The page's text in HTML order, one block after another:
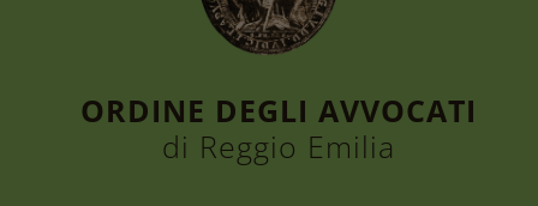
ORDINE DEGLI AVVOCATI
di Reggio Emilia